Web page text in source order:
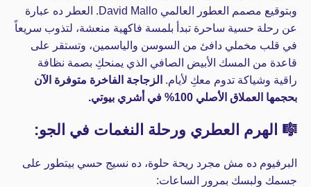
وبتوقيع مصمم العطور العالمي David Mallo. العطر ده عبارة
عن رحلة حسية ساحرة تبدأ بلمسة فاكهية منعشة، لتذوب سريعاً
في قلب مخملي دافئ من السوسن والياسمين، وتستقر على
قاعدة من المسك الأبيض الصافي الذي يمنحكِ بصمة نظافة
راقية وشياكة تدوم معكِ لأيام. الزجاجة الفاخرة متوفرة الآن
بحجمها العملاق الأصلي 100% في أشري بيوتي.
🎼 الهرم العطري ورحلة النغمات في الجو:
البرفيوم ده مش مجرد ريحة حلوة، ده نسيج حسي بيتطور على
جسمك ولبسك بمرور الساعات: